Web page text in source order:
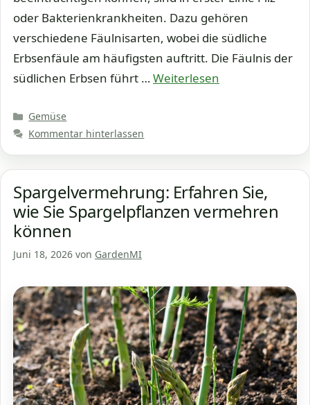
oder Bakterienkrankheiten. Dazu gehören
verschiedene Fäulnisarten, wobei die südliche
Erbsenfäule am häufigsten auftritt. Die Fäulnis der
südlichen Erbsen führt …Weiterlesen
Kategorien
Gemüse
Kommentar hinterlassen
Spargelvermehrung: Erfahren Sie,
wie Sie Spargelpflanzen vermehren
können
Juni 18, 2026 von GardenMI